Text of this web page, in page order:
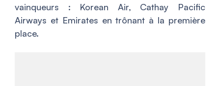
vainqueurs : Korean Air, Cathay Pacific
Airways et Emirates en trônant à la première
place.